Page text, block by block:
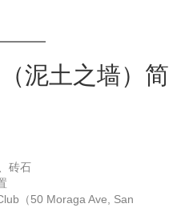
泥土之墙）简
砖石
（50 Moraga Ave, San